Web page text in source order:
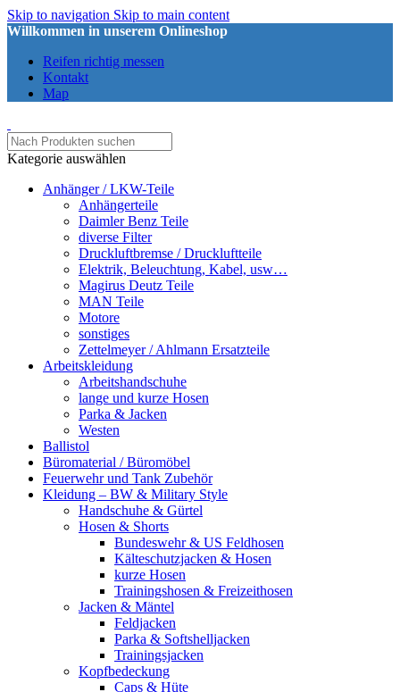
Skip to navigation Skip to main content
Willkommen in unserem Onlineshop
Reifen richtig messen
Kontakt
Map
Kategorie auswählen
Anhänger / LKW-Teile
Anhängerteile
Daimler Benz Teile
diverse Filter
Druckluftbremse / Druckluftteile
Elektrik, Beleuchtung, Kabel, usw…
Magirus Deutz Teile
MAN Teile
Motore
sonstiges
Zettelmeyer / Ahlmann Ersatzteile
Arbeitskleidung
Arbeitshandschuhe
lange und kurze Hosen
Parka & Jacken
Westen
Ballistol
Büromaterial / Büromöbel
Feuerwehr und Tank Zubehör
Kleidung – BW & Military Style
Handschuhe & Gürtel
Hosen & Shorts
Bundeswehr & US Feldhosen
Kälteschutzjacken & Hosen
kurze Hosen
Trainingshosen & Freizeithosen
Jacken & Mäntel
Feldjacken
Parka & Softshelljacken
Trainingsjacken
Kopfbedeckung
Caps & Hüte